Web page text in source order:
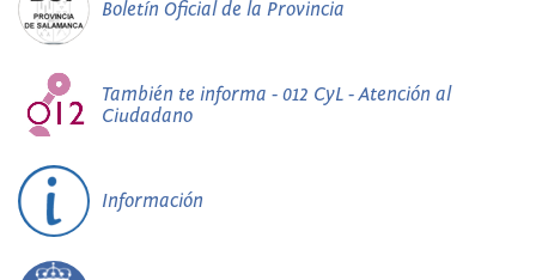
Boletín Oficial de la Provincia
También te informa - 012 CyL - Atención al
Ciudadano
Información